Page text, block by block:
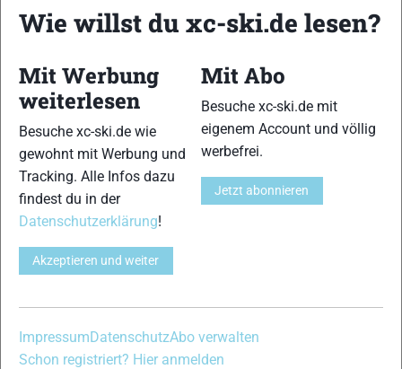
23 24
25
Wie willst du xc-ski.de lesen?
Mit Werbung
weiterlesen
Besuche xc-ski.de wie
gewohnt mit Werbung und
Tracking. Alle Infos dazu
findest du in der
Datenschutzerklärung!
Akzeptieren und weiter
Mit Abo
Besuche xc-ski.de mit
eigenem Account und völlig
werbefrei.
Jetzt abonnieren
ImpressumDatenschutzAbo verwalten
Schon registriert? Hier anmelden